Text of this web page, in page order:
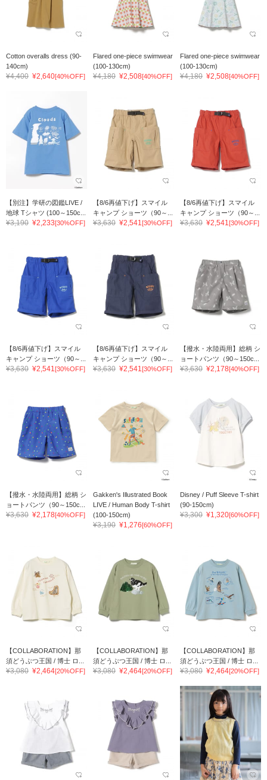
Cotton overalls dress (90-
140cm)
¥4,400 ¥2,640[40%OFF]
Flared one-piece swimwear
(100-130cm)
¥4,180 ¥2,508[40%OFF]
Flared one-piece swimwear
(100-130cm)
¥4,180 ¥2,508[40%OFF]
【別注】学研の図鑑LIVE /
地球 Tシャツ (100～150c...
¥3,190 ¥2,233[30%OFF]
【8/6再値下げ】スマイル
キャンプ ショーツ（90～...
¥3,630 ¥2,541 [30%OFF]
【8/6再値下げ】スマイル
キャンプ ショーツ（90～...
¥3,630 ¥2,541 [30%OFF]
【8/6再値下げ】スマイル
キャンプ ショーツ（90～...
¥3,630 ¥2,541[30%OFF]
【8/6再値下げ】スマイル
キャンプ ショーツ（90～...
¥3,630 ¥2,541[30%OFF]
【撥水・水陸両用】総柄 シ
ョートパンツ（90～150c...
¥3,630 ¥2,178[40%OFF]
【撥水・水陸両用】総柄 シ
ョートパンツ（90～150c...
¥3,630 ¥2,178[40%OFF]
Gakken's Illustrated Book
LIVE / Human Body T-shirt
(100-150cm)
¥3,190 ¥1,276[60%OFF]
Disney / Puff Sleeve T-shirt
(90-150cm)
¥3,300 ¥1,320[60%OFF]
【COLLABORATION】那
須どうぶつ王国 / 博士 ロ...
¥3,080 ¥2,464[20%OFF]
【COLLABORATION】那
須どうぶつ王国 / 博士 ロ...
¥3,080 ¥2,464[20%OFF]
【COLLABORATION】那
須どうぶつ王国 / 博士 ロ...
¥3,080 ¥2,464[20%OFF]